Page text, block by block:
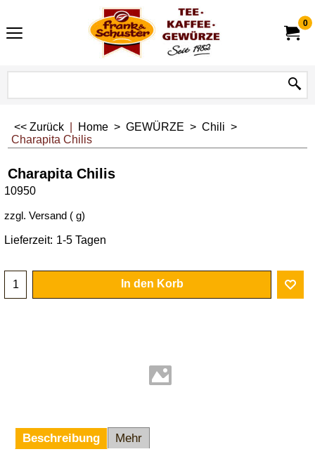
0
<< Zurück Home > GEWÜRZE > Chili >
Charapita Chilis
Charapita Chilis
10950
zzgl. Versand g
Lieferzeit: 1-5 Tagen
In den Korb
Beschreibung Mehr